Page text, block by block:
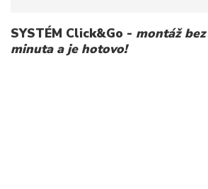
SYSTÉM Click&Go - montáž
minuta a je hotovo!